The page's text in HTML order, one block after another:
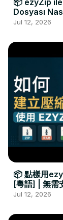
Dosyası
Kurulumu
Jul 12, 2026
📦 點樣用
[粵語] | 無需
Jul 12, 2026